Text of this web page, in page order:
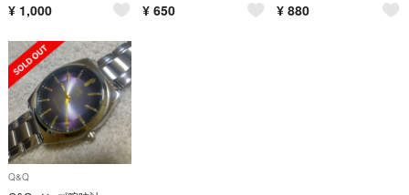
¥ 1,000 ¥ 650 ¥ 880
Q&Q